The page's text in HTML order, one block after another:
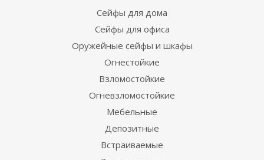
Сейфы для дома
Сейфы для офиса
Оружейные сейфы и шкафы
Огнестойкие
Взломостойкие
Огневзломостойкие
Мебельные
Депозитные
Встраиваемые